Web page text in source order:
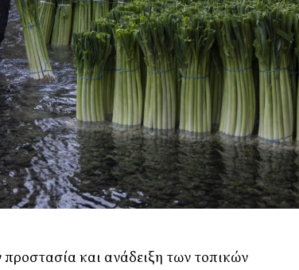
και ανάδειξη των τοπικών